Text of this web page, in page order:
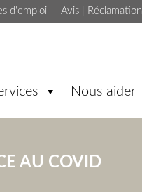
d'emploi Avis | Réclamation
Nous aider
AU COVID